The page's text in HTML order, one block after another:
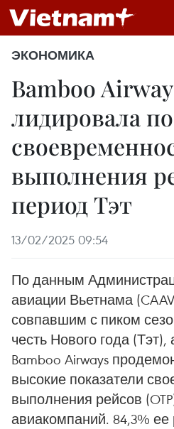
ЭКОНОМИКА
Bamboo
лидировала по
выполнения
период Тэт
13/02/2025 09:54
По данным
авиации Вьетнама
совпавшим с пиком
честь Нового года
Bamboo Airways
высокие показатели
выполнения рейсов
авиакомпаний. 84,3%